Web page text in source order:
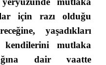
için razı olduğu
yaşadıkları
kendilerini mutlaka
dair vaatte